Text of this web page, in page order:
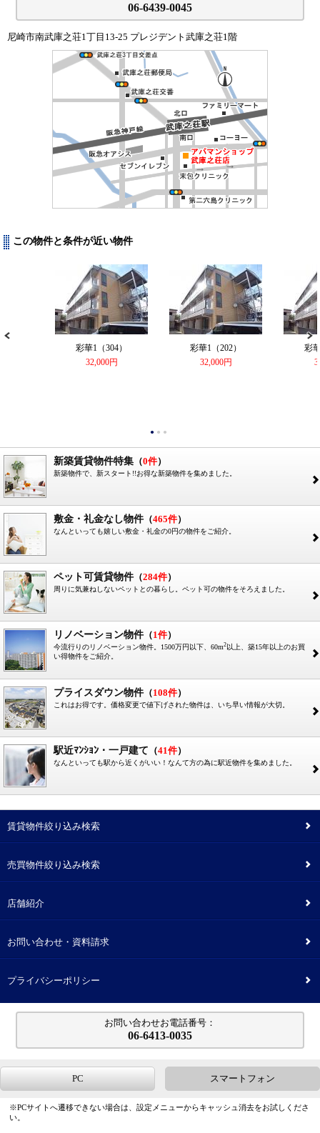
06-6439-0045
尼崎市南武庫之荘1丁目13-25 プレジデント武庫之荘1階
この物件と条件が近い物件
彩華1（304）
32,000円
彩華1（202）
32,000円
彩
● ● ●
新築賃貸物件特集 （0件）
新築物件で、新スタート!!お得な新築物件を集めました。
2
敷金・礼金なし物件（465件）
なんといっても嬉しい敷金・礼金の0円の物件をご紹介。
2
ペット可賃貸物件（284件）
周りに気兼ねしないペットとの暮らし。ペット可の物件をそろえました。
2
リノベーション物件（1件）
今流行りのリノベーション物件。1500万円以下、60m2 以上、築15年以上のお買
い得物件をご紹介。
2
プライスダウン物件（108件）
これはお得です。価格変更で値下げされた物件は、いち早い情報が大切。
2
駅近ﾏﾝｼｮﾝ・一戸建て （41件）
なんといっても駅から近くがいい！なんて方の為に駅近物件を集めました。
2
賃貸物件絞り込み検索 2
売買物件絞り込み検索 2
店舗紹介 2
お問い合わせ・資料請求 2
プライバシーポリシー 2
お問い合わせお電話番号：
06-6413-0035
PC スマートフォン
※PCサイトへ遷移できない場合は、設定メニューからキャッシュ消去をお試しくださ
い。